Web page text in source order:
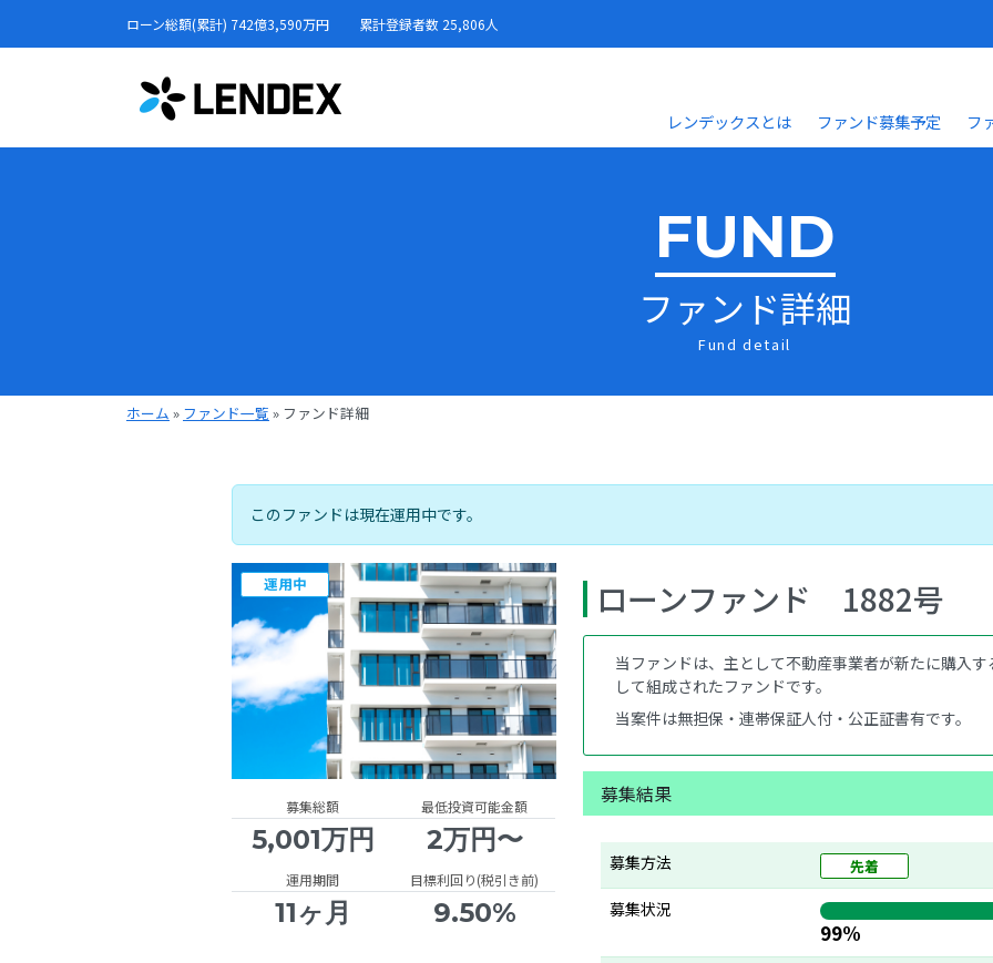
ローン総額(累計) 742億3,590万円 累計登録者数 25,806人
レンデックスとは ファンド募集予定 フ
FUND
ファンド詳細
Fund detail
ホーム » ファンド一覧 » ファンド詳細
このファンドは現在運用中です。
運用中
募集総額 最低投資可能金額
5,001万円 2万円〜
運用期間 目標利回り(税引き前)
11ヶ月 9.50%
ローンファンド 1882号
当ファンドは、主として不動産事業者が新たに購入
して組成されたファンドです。
当案件は無担保・連帯保証人付・公正証書有です。
募集結果
募集方法 先着
募集状況
99%